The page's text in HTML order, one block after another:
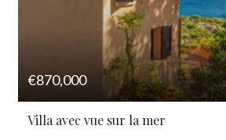
€870,000
Villa avec vue sur la mer